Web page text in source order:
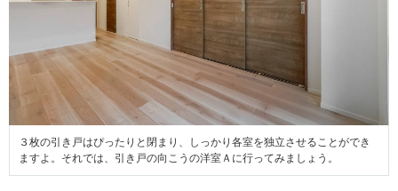
３枚の引き戸はぴったりと閉まり、しっかり各室を独立させることができ
ますよ。それでは、引き戸の向こうの洋室Ａに行ってみましょう。